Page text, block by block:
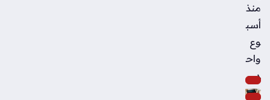
منذ
أسب
وع
واح
د